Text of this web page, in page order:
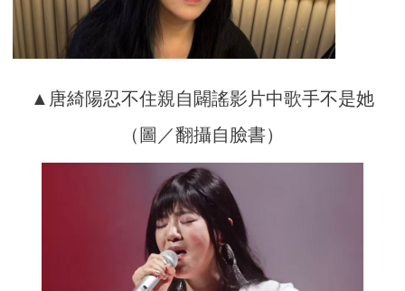
▲唐綺陽忍不住親自闢謠影片中歌手不是她
（圖／翻攝自臉書）